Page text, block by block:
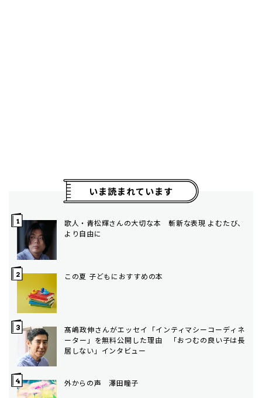
いま読まれています
歌人・青松輝さんの大切な本 斬新な表現 よむたび、
より自由に
この夏 子どもにおすすめの本
髙嶋政伸さんがエッセイ「インティマシーコーディネ
ーター」を無料公開した理由 「おつむの良い子は長
居しない」インタビュー
外からの声 澤田瞳子